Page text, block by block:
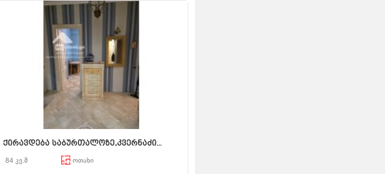
ქირავდება საბურთალოზე,კვერნაძი...
84 კვ.მ ოთახი